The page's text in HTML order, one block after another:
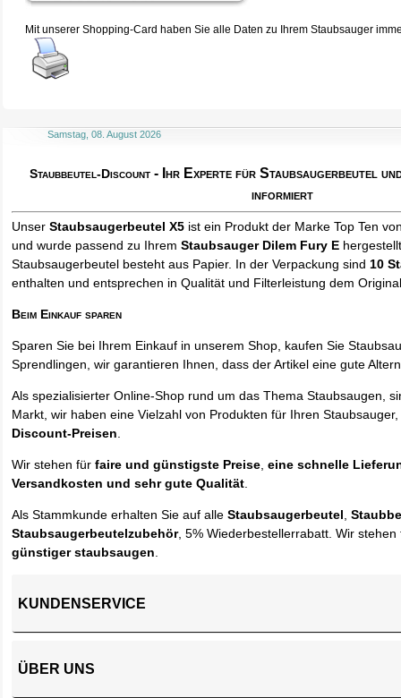
Mit unserer Shopping-Card haben Sie alle Daten zu Ihrem Staubsauger
Samstag, 08. August 2026
Staubbeutel-Discount - Ihr Experte für Staubsaugerbeutel
informiert
UnserStaubsaugerbeutel X5 ist ein Produkt der Marke Top Ten
und wurde passend zu IhremStaubsauger Dilem Fury E
Staubsaugerbeutel besteht aus Papier. In der Verpackung sind10
enthalten und entsprechen in Qualität und Filterleistung dem
Beim Einkauf sparen
Sparen Sie bei Ihrem Einkauf in unserem Shop, kaufen Sie
Sprendlingen, wir garantieren Ihnen, dass der Artikel eine gute
Als spezialisierter Online-Shop rund um das Thema Staubsaugen,
Markt, wir haben eine Vielzahl von Produkten für Ihren
Discount-Preisen.
Wir stehen fürfaire und günstigste Preise,eine schnelle
Versandkosten und sehr gute Qualität.
Als Stammkunde erhalten Sie auf alleStaubsaugerbeutel,
Staubsaugerbeutelzubehör, 5% Wiederbestellerrabatt. Wir
günstiger staubsaugen.
KUNDENSERVICE
ÜBER UNS